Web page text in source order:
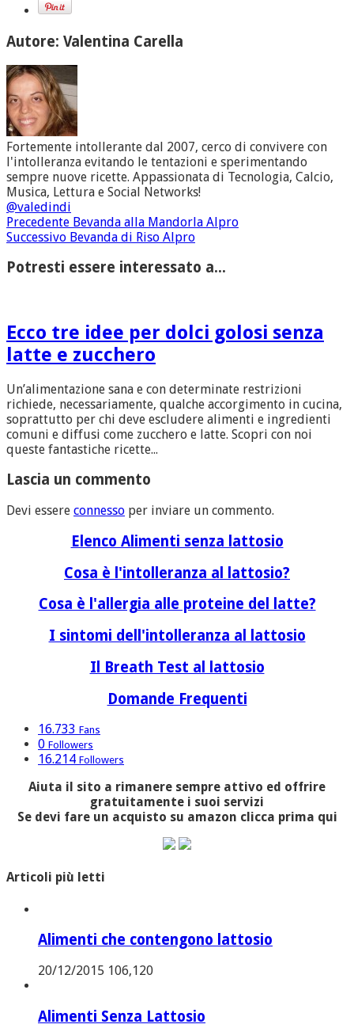
Autore: Valentina Carella
Fortemente intollerante dal 2007, cerco di convivere con
l'intolleranza evitando le tentazioni e sperimentando
sempre nuove ricette. Appassionata di Tecnologia, Calcio,
Musica, Lettura e Social Networks!
@valedindi
Precedente Bevanda alla Mandorla Alpro
Successivo Bevanda di Riso Alpro
Potresti essere interessato a...
Ecco tre idee per dolci golosi senza
latte e zucchero
Un’alimentazione sana e con determinate restrizioni
richiede, necessariamente, qualche accorgimento in cucina,
soprattutto per chi deve escludere alimenti e ingredienti
comuni e diffusi come zucchero e latte. Scopri con noi
queste fantastiche ricette...
Lascia un commento
Devi essere connesso per inviare un commento.
Elenco Alimenti senza lattosio
Cosa è l'intolleranza al lattosio?
Cosa è l'allergia alle proteine del latte?
I sintomi dell'intolleranza al lattosio
Il Breath Test al lattosio
Domande Frequenti
16.733 Fans
0 Followers
16.214 Followers
Aiuta il sito a rimanere sempre attivo ed offrire
gratuitamente i suoi servizi
Se devi fare un acquisto su amazon clicca prima qui
Articoli più letti
Alimenti che contengono lattosio
20/12/2015 106,120
Alimenti Senza Lattosio